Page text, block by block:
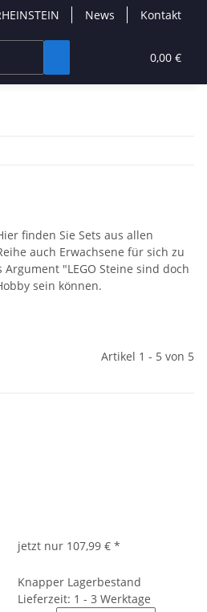
News Kontakt
0,00 €
finden Sie Sets aus allen
auch Erwachsene für sich zu
"LEGO Steine sind doch
sein können.
Artikel 1 - 5 von 5
jetzt nur 107,99 € *
Knapper Lagerbestand
Lieferzeit: 1 - 3 Werktage